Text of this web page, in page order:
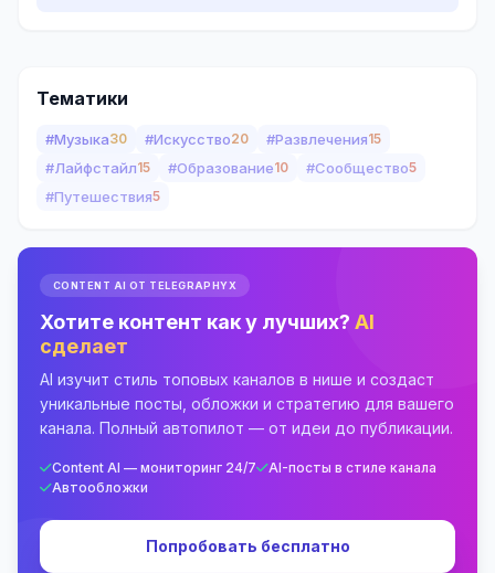
Тематики
#Музыка30 #Искусство20 #Развлечения15
#Лайфстайл15 #Образование10 #Сообщество5
#Путешествия5
CONTENT AI ОТ TELEGRAPHYX
Хотите контент как у лучших? AI
сделает
AI изучит стиль топовых каналов в нише и создаст
уникальные посты, обложки и стратегию для вашего
канала. Полный автопилот — от идеи до публикации.
Content AI — мониторинг 24/7
AI-посты в стиле канала
Автообложки
Попробовать бесплатно